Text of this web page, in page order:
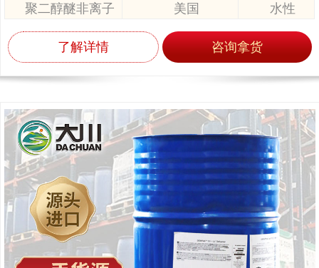
聚二醇醚非离子
美国
水性
了解详情 咨询拿货